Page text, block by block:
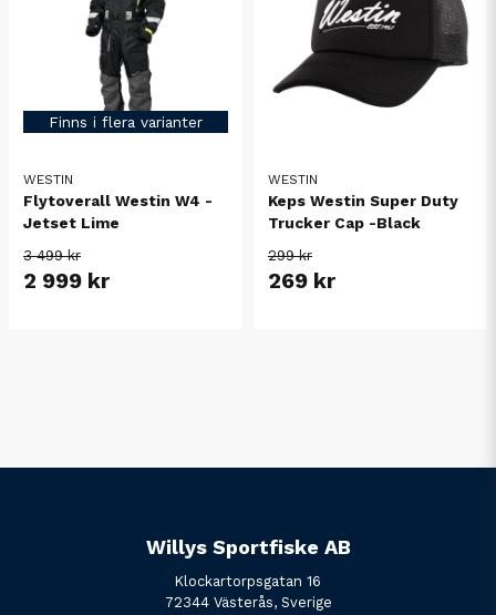
Finns i flera varianter
WESTIN
Flytoverall Westin W4 -
Jetset Lime
3 499 kr
2 999 kr
WESTIN
Keps Westin Super Duty
Trucker Cap -Black
299 kr
269 kr
Willys Sportfiske AB
Klockartorpsgatan 16
72344 Västerås, Sverige